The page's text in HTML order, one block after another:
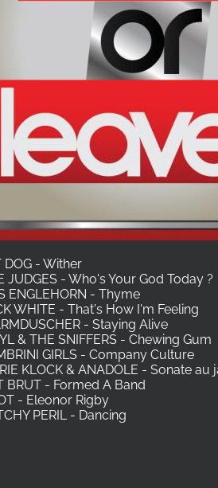
DOG - Wither
JUDGES - Who's Your God Today ?
ENGLEHORN - Thyme
WHITE - That's How I'm Feeling
- Staying Alive
& THE SNIFFERS - Chewing Gum
GIRLS - Company Culture
KLOCK & ANADOLE - Sonate au
BRUT - Formed A Band
- Eleonor Rigby
PERIL - Dancing